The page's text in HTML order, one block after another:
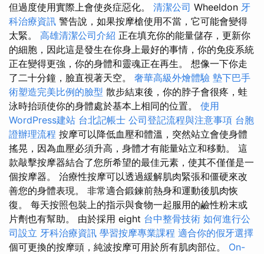
但過度使用實際上會使炎症惡化。 清潔公司 Wheeldon 牙
科治療資訊 警告說，如果按摩槍使用不當，它可能會變得
太緊。 高雄清潔公司介紹 正在填充你的能量儲存，更新你
的細胞，因此這是發生在你身上最好的事情，你的免疫系統
正在變得更強，你的身體和靈魂正在再生。 想像一下你走
了二十分鐘，臉直視著天空。 奢華高級外燴體驗 墊下巴手
術塑造完美比例的臉型 散步結束後，你的脖子會很疼，蛙
泳時抬頭使你的身體處於基本上相同的位置。 使用
WordPress建站 台北記帳士 公司登記流程與注意事項 台胞
證辦理流程 按摩可以降低血壓和體溫，突然站立會使身體
搖晃，因為血壓必須升高，身體才有能量站立和移動。 這
款敲擊按摩器結合了您所希望的最佳元素，使其不僅僅是一
個按摩器。 治療性按摩可以透過緩解肌肉緊張和僵硬來改
善您的身體表現。 非常適合鍛鍊前熱身和運動後肌肉恢
復。 每天按照包裝上的指示與食物一起服用的鹼性粉末或
片劑也有幫助。 由於採用 eight 台中整骨技術 如何進行公
司設立 牙科治療資訊 學習按摩專業課程 適合你的假牙選擇
個可更換的按摩頭，純波按摩可用於所有肌肉部位。 On-